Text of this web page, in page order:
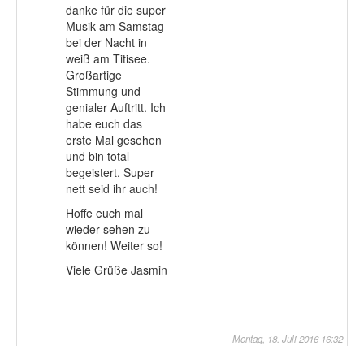
danke für die super
Musik am Samstag
bei der Nacht in
weiß am Titisee.
Großartige
Stimmung und
genialer Auftritt. Ich
habe euch das
erste Mal gesehen
und bin total
begeistert. Super
nett seid ihr auch!
Hoffe euch mal
wieder sehen zu
können! Weiter so!
Viele Grüße Jasmin
Montag, 18. Juli 2016 16:32